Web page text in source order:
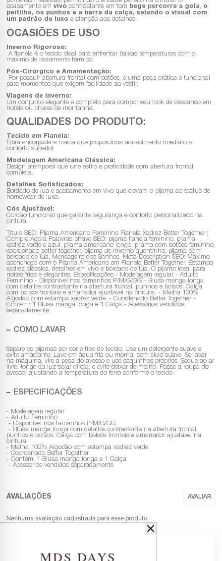
acabamento emvivocontrastante em tom bege percorre a gola
o
peitilho, os punhos e a barra da calça, selando o visual com
um padrão de luxo e atenção aos detalhes.
OCASIÕES DE USO
Inverno Rigoroso:
A flanela é o tecido ideal para enfrentar baixas temperaturas com o
máximo de isolamento térmico.
Pós-Cirúrgico e Amamentação:
Por possuir abertura frontal com botões, é uma peça prática e funcional
para momentos que exigem facilidade ao vestir.
Viagens de Inverno:
Um conjunto elegante e completo para compor seu look de descanso em
hotéis ou chalés de montanha.
QUALIDADES DO PRODUTO:
Tecido em Flanela:
Fibra encorpada e macia que proporciona aquecimento imediato e
conforto superior.
Modelagem Americana Clássica:
Design atemporal que une estilo e praticidade com abertura frontal
completa.
Detalhes Sofisticados:
Bordado de lua e acabamento em vivo que elevam o pijama ao status de
homewear de luxo.
Cós Ajustável:
Cordão funcional que garante segurança e conforto personalizado na
cintura.
Título SEO: Pijama Americano Feminino Flanela Xadrez Better Together |
Compre Agora Palavras-chave SEO: pijama flanela feminino, pijama
xadrez verde e azul, pijama americano longo, pijama com botões feminino,
coordenado better together, pijama de inverno quentinho, pijama com
bordado de lua, Mensageiro dos Sonhos. Meta Description SEO: Máximo
aconchego com o Pijama Americano em Flanela Better Together. Estampa
xadrez clássica, detalhes em vivo e bordado de lua. O pijama ideal para
noites frias e elegantes. Especificações - Modelagem regular - Adulto
Feminino - Disponível nos tamanhos P/M/G/GG - Blusa manga longa
com detalhe contrastante na abertura frontal, punhos e bolsos. Calça
com bolsos frontais e amarrador ajustável na cintura. - Malha 100%
Algodão com estampa xadrez verde. - Coordenado Better Together -
Contém: 1 Blusa manga longa e 1 Calça - Acessórios vendidos
separadamente
COMO LAVAR
Separe os pijamas por cor e tipo de tecido. Use um detergente suave e
evite amaciante. Lave em água fria ou morna, com ciclo suave. Se lavar
na máquina, vire a peça do avesso e use saquinhos próprios. Seque ao ar
livre, longe da luz solar direta, e evite deixar de molho. Passe a roupa do
avesso, ajustando a temperatura do ferro conforme o tecido.
ESPECIFICAÇÕES
- Modelagem regular
- Adulto Feminino
- Disponível nos tamanhos P/M/G/GG
- Blusa manga longa com detalhe contrastante na abertura frontal,
punhos e bolsos. Calça com bolsos frontais e amarrador ajustável na
cintura.
- Malha 100% Algodão com estampa xadrez verde.
- Coordenado Better Together
- Contém: 1 Blusa manga longa e 1 Calça
- Acessórios vendidos separadamente
Nenhuma avaliação cadastrada para esse produto.
MDS DAYS